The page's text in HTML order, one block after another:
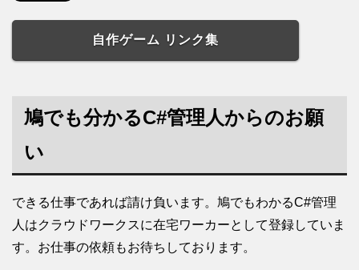
自作ゲーム リンク集
鳩でも分かるC#管理人からのお願
い
できる仕事であれば請け負います。鳩でもわかるC#管理
人はクラウドワークスに在宅ワーカーとして登録していま
す。お仕事の依頼もお待ちしております。